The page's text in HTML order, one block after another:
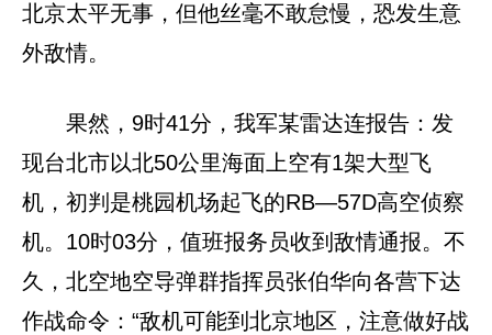
北京太平无事，但他丝毫不敢怠慢，恐发生意
外敌情。
果然，9时41分，我军某雷达连报告：发
现台北市以北50公里海面上空有1架大型飞
机，初判是桃园机场起飞的RB—57D高空侦察
机。10时03分，值班报务员收到敌情通报。不
久，北空地空导弹群指挥员张伯华向各营下达
作战命令：“敌机可能到北京地区，注意做好战